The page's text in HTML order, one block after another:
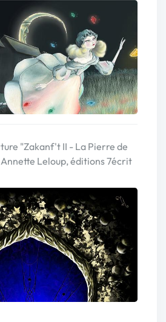
"Zakanf't II - La Pierre de
Leloup, éditions 7écrit